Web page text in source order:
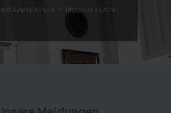
ANSBACH-A4
BRASS-ANSBACH-